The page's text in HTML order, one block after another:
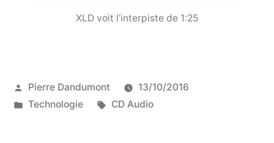
XLD voit l’interpiste de 1:25
Publié
par
Pierre Dandumont
13/10/2016
Publié
Technologie Étiquettes :
CD Audio